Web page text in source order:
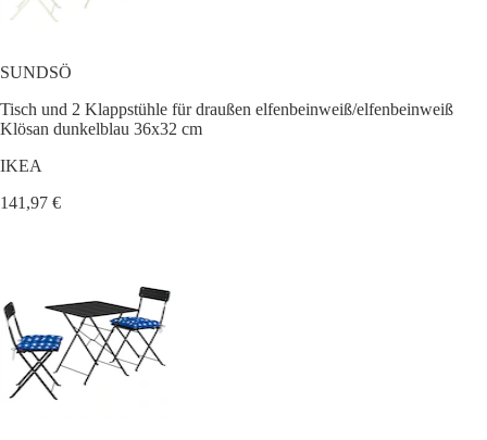
SUNDSÖ
Tisch und 2 Klappstühle für draußen elfenbeinweiß/elfenbeinweiß
Klösan dunkelblau 36x32 cm
IKEA
141,97 €